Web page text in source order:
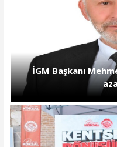
İGM Başkanı